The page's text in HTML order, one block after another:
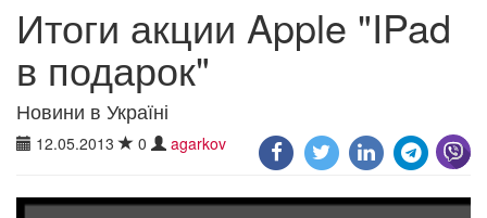
Итоги акции Apple "IPad
в подарок"
Новини в Україні
12.05.2013 0 agarkov